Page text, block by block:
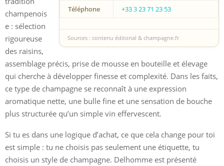
Téléphone
+33 3 23 71 23 53
Sources : contenu éditorial & champagne.fr
champenois
e : sélection
rigoureuse
des raisins,
assemblage précis, prise de mousse en bouteille et élevage
qui cherche à développer finesse et complexité. Dans les faits,
ce type de champagne se reconnaît à une expression
aromatique nette, une bulle fine et une sensation de bouche
plus structurée qu’un simple vin effervescent.
Si tu es dans une logique d’achat, ce que cela change pour toi
est simple : tu ne choisis pas seulement une étiquette, tu
choisis un style de champagne. Delhomme est présenté